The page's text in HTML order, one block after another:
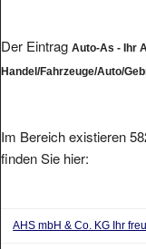
Der Eintrag Auto-As - Ihr
Handel/Fahrzeuge/Auto/
Im Bereich existieren
finden Sie hier:
AHS mbH & Co. KG Ihr